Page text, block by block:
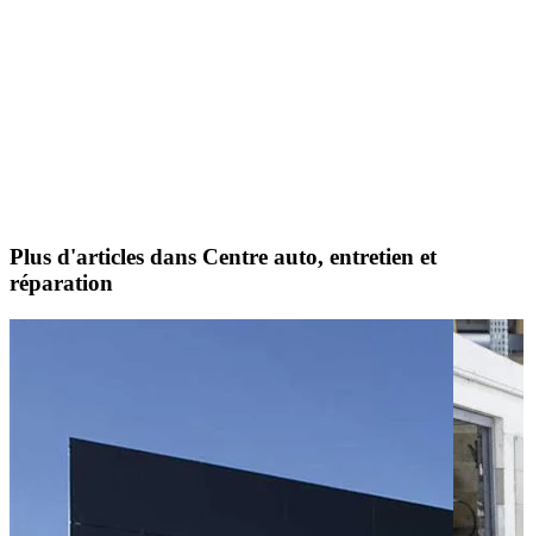
Plus d'articles dans Centre auto, entretien et
réparation